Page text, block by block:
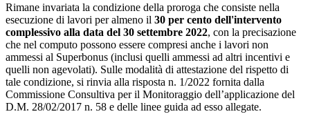
Rimane invariata la condizione della proroga che consiste nella
esecuzione di lavori per almeno il 30 per cento dell'intervento
complessivo alla data del 30 settembre 2022, con la precisazione
che nel computo possono essere compresi anche i lavori non
ammessi al Superbonus (inclusi quelli ammessi ad altri incentivi e
quelli non agevolati). Sulle modalità di attestazione del rispetto di
tale condizione, si rinvia alla risposta n. 1/2022 fornita dalla
Commissione Consultiva per il Monitoraggio dell’applicazione del
D.M. 28/02/2017 n. 58 e delle linee guida ad esso allegate.